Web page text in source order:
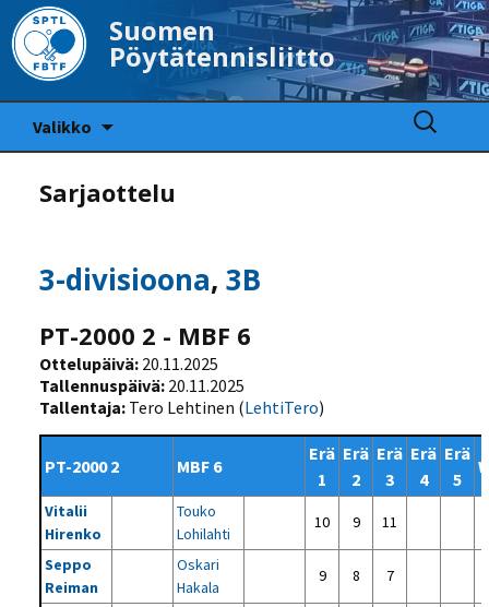
Suomen
Pöytätennisliitto
Valikko
Haku:
Sarjaottelu
3-divisioona,3B
PT-2000 2 - MBF 6
Ottelupäivä: 20.11.2025
Tallennuspäivä: 20.11.2025
Tallentaja: Tero Lehtinen (LehtiTero)
PT-2000 2 MBF 6
Erä
1
Erä
2
Erä
3
Erä
4
Erä
5
Vitalii
Hirenko
Touko
Lohilahti
10 9 11
Seppo
Reiman
Oskari
Hakala
9 8 7